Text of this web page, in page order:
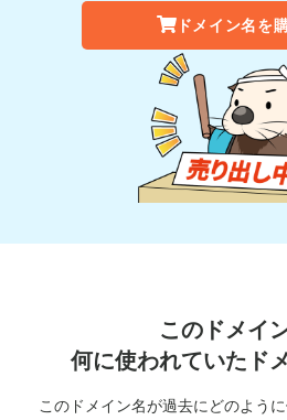
ドメイン名を
このドメイ
何に使われていたド
このドメイン名が過去にどのよう